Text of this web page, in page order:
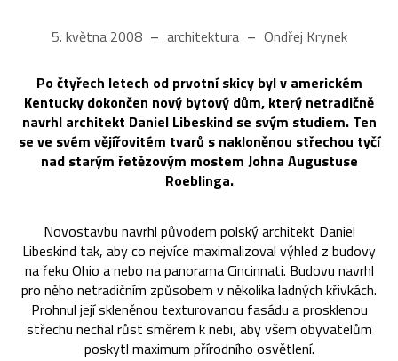
5. května 2008 architektura Ondřej Krynek
Po čtyřech letech od prvotní skicy byl v americkém
Kentucky dokončen nový bytový dům, který netradičně
navrhl architekt Daniel Libeskind se svým studiem. Ten
se ve svém vějířovitém tvarů s nakloněnou střechou tyčí
nad starým řetězovým mostem Johna Augustuse
Roeblinga.
Novostavbu navrhl původem polský architekt Daniel
Libeskind tak, aby co nejvíce maximalizoval výhled z budovy
na řeku Ohio a nebo na panorama Cincinnati. Budovu navrhl
pro něho netradičním způsobem v několika ladných křivkách.
Prohnul její skleněnou texturovanou fasádu a prosklenou
střechu nechal růst směrem k nebi, aby všem obyvatelům
poskytl maximum přírodního osvětlení.